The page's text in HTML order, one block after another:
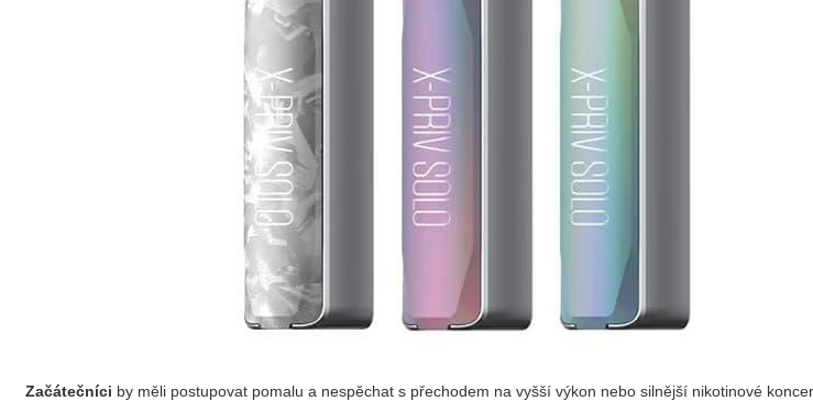
Začátečníci by měli postupovat pomalu a nespěchat s přechodem na vyšší výkon nebo silnější nikotinové